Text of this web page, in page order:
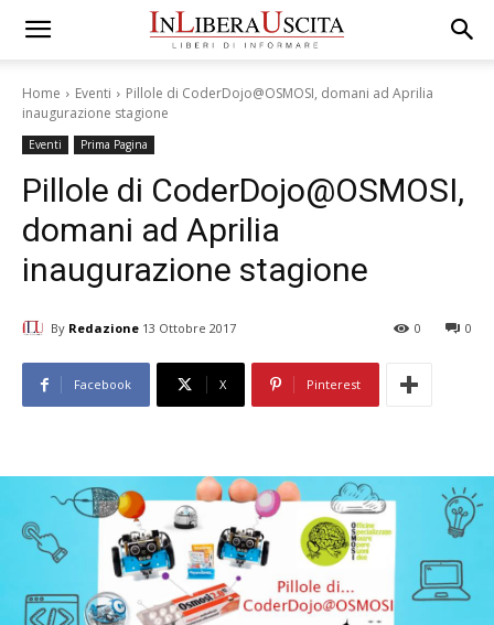
Home Eventi
Pillole di CoderDojo@OSMOSI, domani ad Aprilia
inaugurazione stagione
Eventi Prima Pagina
Pillole di CoderDojo@OSMOSI,
domani ad Aprilia
inaugurazione stagione
By Redazione 13 Ottobre 2017 0
0
Facebook X Pinterest